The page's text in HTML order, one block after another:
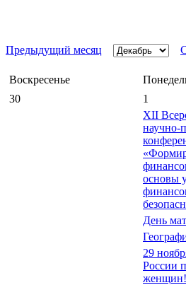
Предыдущий месяц
Воскресенье
30
1
ХII
научно-
основы
День
29
России
женщин!